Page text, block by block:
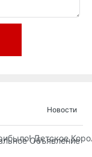
Новости
Детское
Объявление |